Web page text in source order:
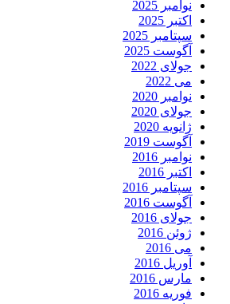
نوامبر 2025
اکتبر 2025
سپتامبر 2025
آگوست 2025
جولای 2022
می 2022
نوامبر 2020
جولای 2020
ژانویه 2020
آگوست 2019
نوامبر 2016
اکتبر 2016
سپتامبر 2016
آگوست 2016
جولای 2016
ژوئن 2016
می 2016
آوریل 2016
مارس 2016
فوریه 2016